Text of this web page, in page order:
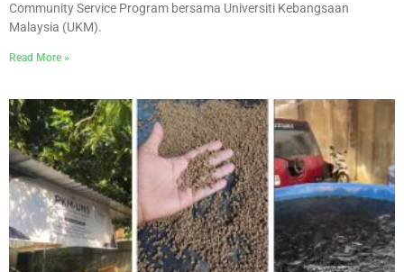
Community Service Program bersama Universiti Kebangsaan
Malaysia (UKM).
Read More »